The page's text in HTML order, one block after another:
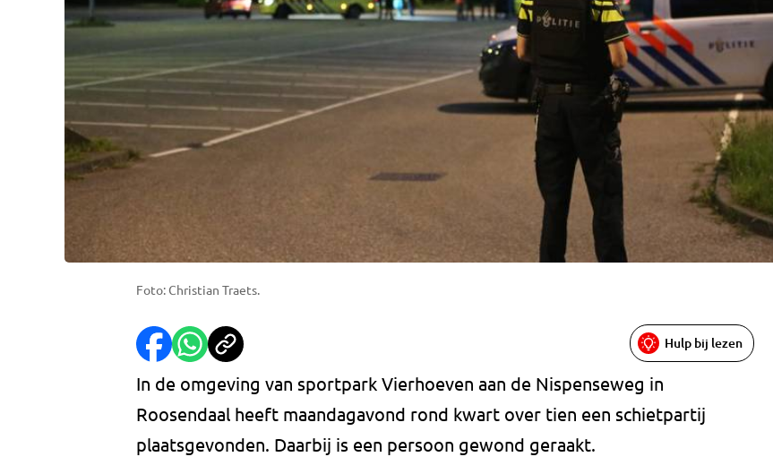
Foto: Christian Traets.
Hulp bij lezen
In de omgeving van sportpark Vierhoeven aan de Nispenseweg in
Roosendaal heeft maandagavond rond kwart over tien een schietpartij
plaatsgevonden. Daarbij is een persoon gewond geraakt.